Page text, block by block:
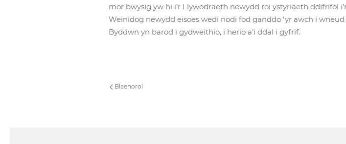
mor bwysig yw hi i’r Llywodraeth newydd roi ystyriaeth ddifrifol
Weinidog newydd eisoes wedi nodi fod ganddo ‘yr awch i wneud
Byddwn yn barod i gydweithio, i herio a’i ddal i gyfrif.
Blaenorol